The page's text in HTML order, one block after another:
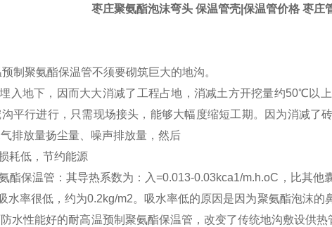
枣庄聚氨酯泡沫弯头 保温管壳|保温管价格 枣庄
制聚氨酯保温管不须要砌筑巨大的地沟。
入地下，因而大大消减了工程占地，消减土方开挖量约50℃以
平行进行，只需现场接头，能够大幅度缩短工期。因为消减了
排放量扬尘量、噪声排放量，然后
耗低，节约能源
酯保温管：其导热系数为：入=0.013-0.03kca1/m.h.oC，比其他
水率很低，约为0.2kg/m2。吸水率低的原因是因为聚氨酯泡沫
防水性能好的耐高温预制聚氨酯保温管，改变了传统地沟敷设供